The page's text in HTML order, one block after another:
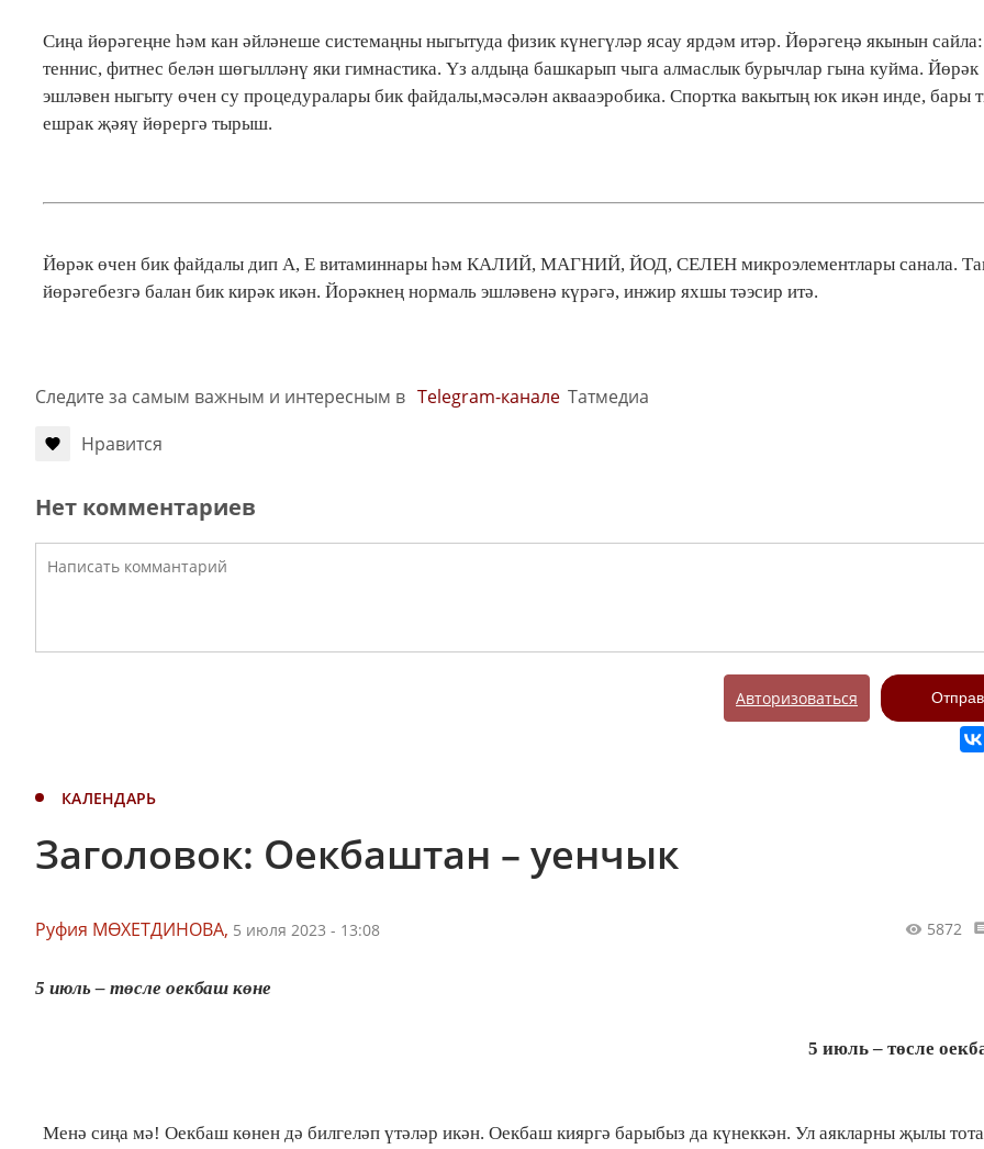
Сиңа йөрәгеңне һәм кан әйләнеше системаңны ныгытуда физик күнегүләр ясау ярдәм итәр. Йөрәгеңә якынын
теннис, фитнес белән шөгылләнү яки гимнастика. Үз алдыңа башкарып чыга алмаслык бурычлар гына куйма. Йөрәк
эшләвен ныгыту өчен су процедуралары бик файдалы,мәсәлән аквааэробика. Спортка вакытың юк икән инде, бары
ешрак җәяү йөрергә тырыш.
Йөрәк өчен бик файдалы дип А, Е витаминнары һәм КАЛИЙ, МАГНИЙ, ЙОД, СЕЛЕН микроэлементлары санала.
йөрәгебезгә балан бик кирәк икән. Йорәкнең нормаль эшләвенә күрәгә, инжир яхшы тәэсир итә.
Следите за самым важным и интересным в Telegram-канале Татмедиа
Нравится
Нет комментариев
Авторизоваться
КАЛЕНДАРЬ
Заголовок: Оекбаштан – уенчык
Руфия МӨХЕТДИНОВА, 5 июля 2023 - 13:08 5872
5 июль – төсле оекбаш көне
5 июль – төсле
Менә сиңа мә! Оекбаш көнен дә билгеләп үтәләр икән. Оекбаш кияргә барыбыз да күнеккән. Ул аякларны җылы